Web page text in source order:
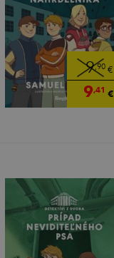
9,90€
9,41 €